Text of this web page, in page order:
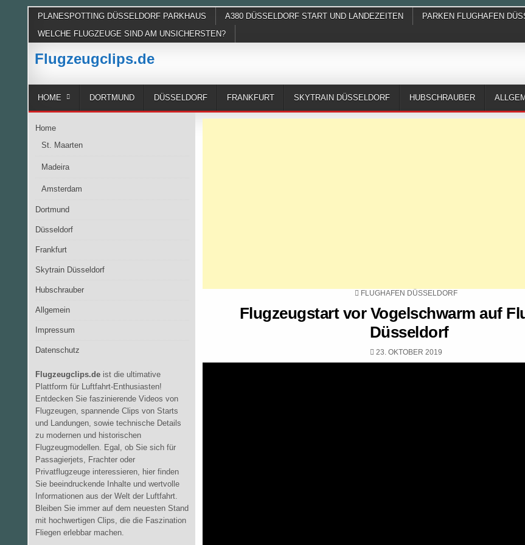
PLANESPOTTING DÜSSELDORF PARKHAUS A380 DÜSSELDORF START UND LANDEZEITEN
PARKEN FLUGHAFEN
WELCHE FLUGZEUGE SIND AM UNSICHERSTEN?
Flugzeugclips.de
HOME DORTMUND DÜSSELDORF FRANKFURT SKYTRAIN DÜSSELDORF HUBSCHRAUBER
POSTED
FLUGHAFEN DÜSSELDORF
Flugzeugstart vor Vogelschwarm auf
Düsseldorf
PUBLISHED
23. OKTOBER 2019
Home
St. Maarten
Madeira
Amsterdam
Dortmund
Düsseldorf
Frankfurt
Skytrain Düsseldorf
Hubschrauber
Allgemein
Impressum
Datenschutz
Flugzeugclips.deist die ultimative
Plattform für Luftfahrt-Enthusiasten!
Entdecken Sie faszinierende Videos von
Flugzeugen, spannende Clips von Starts
und Landungen, sowie technische Details
zu modernen und historischen
Flugzeugmodellen. Egal, ob Sie sich für
Passagierjets, Frachter oder
Privatflugzeuge interessieren, hier finden
Sie beeindruckende Inhalte und wertvolle
Informationen aus der Welt der Luftfahrt.
Bleiben Sie immer auf dem neuesten Stand
mit hochwertigen Clips, die die Faszination
Fliegen erlebbar machen.